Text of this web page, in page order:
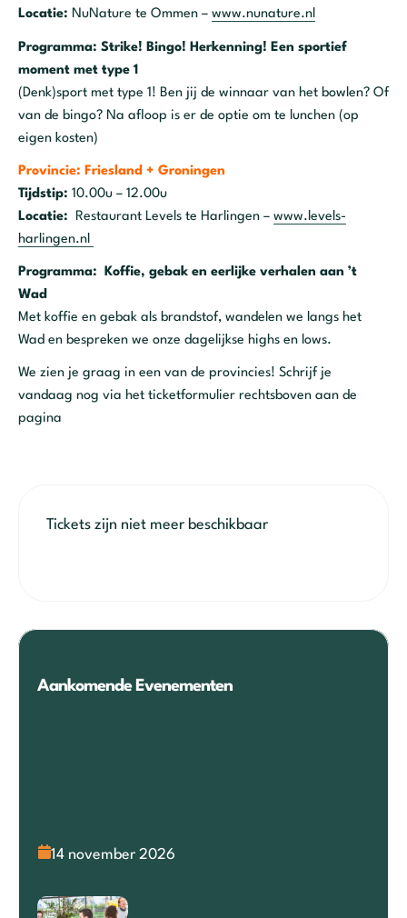
Locatie: NuNature te Ommen – www.nunature.nl
Programma: Strike! Bingo! Herkenning! Een sportief
moment met type 1
(Denk)sport met type 1! Ben jij de winnaar van het bowlen? Of
van de bingo? Na afloop is er de optie om te lunchen (op
eigen kosten)
Provincie: Friesland + Groningen
Tijdstip: 10.00u – 12.00u
Locatie: Restaurant Levels te Harlingen – www.levels-
harlingen.nl
Programma: Koffie, gebak en eerlijke verhalen aan ’t
Wad
Met koffie en gebak als brandstof, wandelen we langs het
Wad en bespreken we onze dagelijkse highs en lows.
We zien je graag in een van de provincies! Schrijf je
vandaag nog via het ticketformulier rechtsboven aan de
pagina
Tickets zijn niet meer beschikbaar
Aankomende Evenementen
14 november 2026